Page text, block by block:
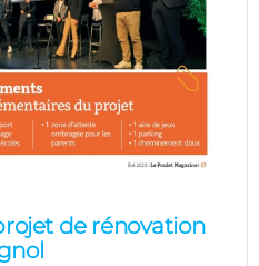
de rénovation